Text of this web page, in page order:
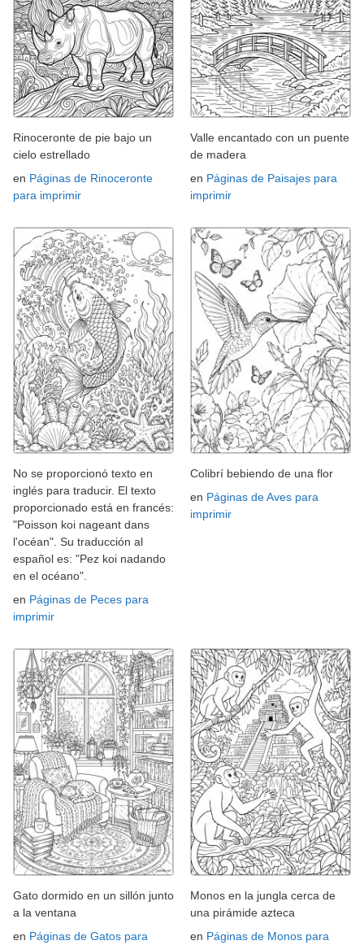
Rinoceronte de pie bajo un
cielo estrellado
en Páginas de Rinoceronte
para imprimir
Valle encantado con un puente
de madera
en Páginas de Paisajes para
imprimir
No se proporcionó texto en
inglés para traducir. El texto
proporcionado está en francés:
"Poisson koi nageant dans
l'océan". Su traducción al
español es: "Pez koi nadando
en el océano".
en Páginas de Peces para
imprimir
Colibrí bebiendo de una flor
en Páginas de Aves para
imprimir
Gato dormido en un sillón junto
a la ventana
en Páginas de Gatos para
Monos en la jungla cerca de
una pirámide azteca
en Páginas de Monos para